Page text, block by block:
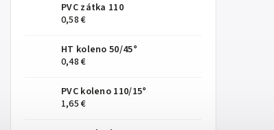
PVC zátka 110
0,58 €
HT koleno 50/45°
0,48 €
PVC koleno 110/15°
1,65 €